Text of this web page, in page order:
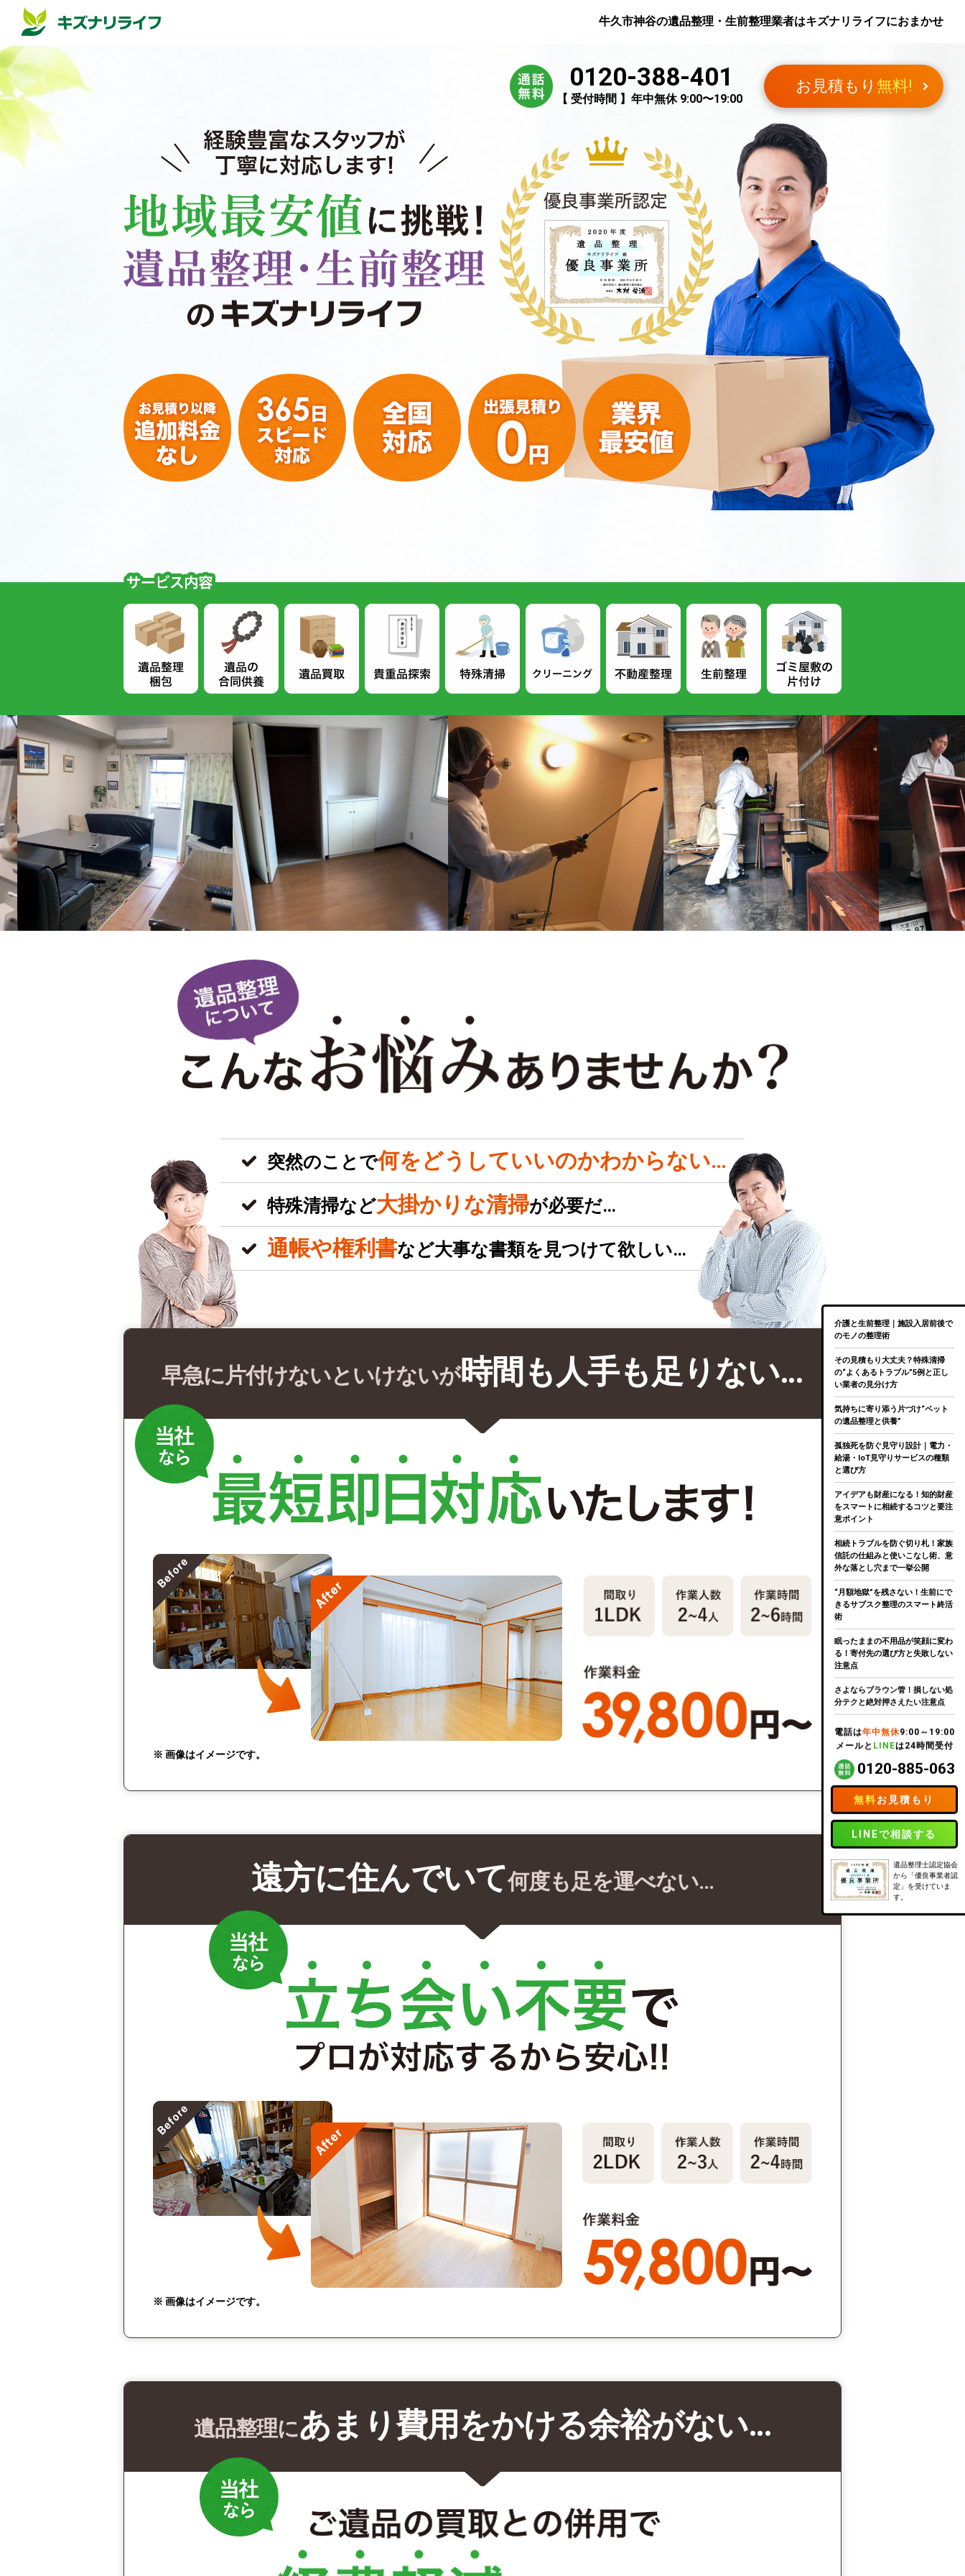
牛久市神谷の遺品整理・生前整理業者はキズナリライフにおまかせ
0120-388-401
【 受付時間 】年中無休 9:00〜19:00
お見積もり 無料!
突然のことで何をどうしていいのかわからない…
特殊清掃など大掛かりな清掃が必要だ…
通帳や権利書など大事な書類を見つけて欲しい…
早急に片付けないといけないが時間も人手も足りない…
※ 画像はイメージです。
遠方に住んでいて何度も足を運べない…
※ 画像はイメージです。
遺品整理にあまり費用をかける余裕がない…
介護と生前整理｜施設入居前後で
のモノの整理術
その見積もり大丈夫？特殊清掃
の“よくあるトラブル”5例と正し
い業者の見分け方
気持ちに寄り添う片づけ“ペット
の遺品整理と供養”
孤独死を防ぐ見守り設計｜電力・
給湯・IoT見守りサービスの種類
と選び方
アイデアも財産になる！知的財産
をスマートに相続するコツと要注
意ポイント
相続トラブルを防ぐ切り札！家族
信託の仕組みと使いこなし術、意
外な落とし穴まで一挙公開
“月額地獄”を残さない！生前にで
きるサブスク整理のスマート終活
術
眠ったままの不用品が笑顔に変わ
る！寄付先の選び方と失敗しない
注意点
さよならブラウン管！損しない処
分テクと絶対押さえたい注意点
電話は年中無休9:00～19:00
メールと LINEは24時間受付
0120-885-063
無料お見積もり
LINEで相談する
遺品整理士認定協会
から「優良事業者認
定」を受けていま
す。